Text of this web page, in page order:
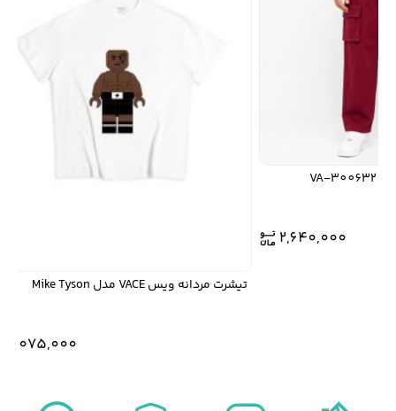
2,640,000
تیشرت مردانه ویس VACE مدل Mike Tyson
9,075,000